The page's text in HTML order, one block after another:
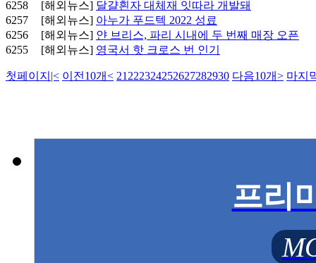
6258 [해외뉴스] 달걀흰자 대체재 잇따라 개발돼
6257
[해외뉴스] 아누가 푸드텍 2022 성료
6256
[해외뉴스] 얀 브리스, 파리 시내에 두 번째 매장 오픈
6255
[해외뉴스] 영국서 핫 크로스 번 인기
첫페이지 |< 이전10개< 21 222324252627282930 다음10개> 마지
프리